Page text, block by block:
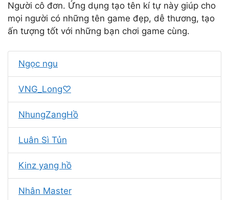
Người cô đơn. Ứng dụng tạo tên kí tự này giúp cho
mọi người có những tên game đẹp, dễ thương, tạo
ấn tượng tốt với những bạn chơi game cùng.
Ngọc ngu
VNG_Long♡
NhungZangHồ
Luân Sì Tủn
Kinz yang hồ
Nhân Master